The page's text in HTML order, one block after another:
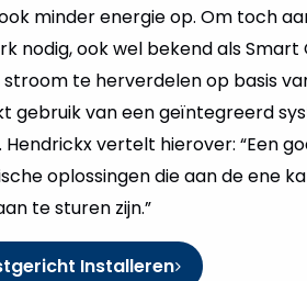
minder energie op. Om toch
nodig, ook wel bekend als Smart
te herverdelen op basis
gebruik van een geïntegreerd
vertelt hierover: “Een
oplossingen die aan de ene
te sturen zijn.”
Installeren